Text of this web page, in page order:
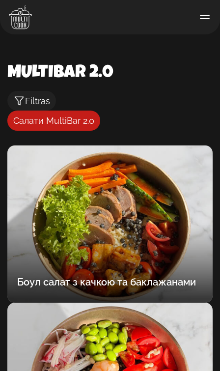
MULTIBAR 2.0
Filtras
Салати MultiBar 2.0
Боул салат з качкою та баклажанами